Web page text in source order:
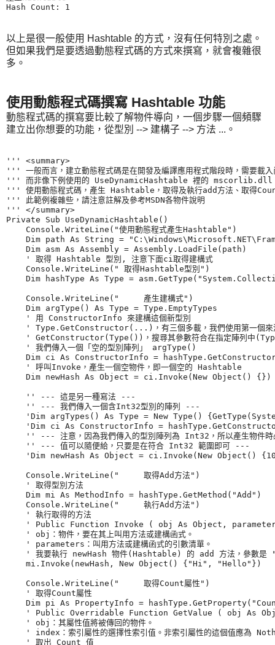
以上是很一般使用 Hashtable 的方式，沒有任何特別之處。
但如果我們是要透過動態程式碼的方式來撰寫，就會複雜很
多。
使用動態程式碼撰寫 Hashtable 功能
動態程式碼的撰寫要比較了解物件導向，一個步驟一個頻驟
建立出你想要的功能，從型別 --> 建構子 --> 方法 ...。
''' <summary>
''' 一般而言，建立動態程式碼是在開發及編譯應用程式階段時，需要載入
''' 而非像下例使用的 UseDynamicHashtable 裡的 mscorlib.dll (
''' 使用動態程式碼，產生 Hashtable，取得及執行add方法、取得
''' 此範例複雜些，請注意註解及參考MSDN各物件說明
''' </summary>
Private Sub UseDynamicHashtable()
    Console.WriteLine("使用動態程式產生Hashtable")
Dim path As String =
    Dim asm As Assembly = Assembly.LoadFile(path)
    ' 取得 Hashtable 型別, 注意下面ci取得建構式
    Console.WriteLine(" 取得Hashtable型別")
Dim hashType As Type =
    Console.WriteLine("     產生建構式")
    Dim argType() As Type = Type.EmptyTypes
    ' 用 ConstructorInfo 來建構這個新型別
' Type.GetConstructor(...)，有三個多載，我們使用第一個來
' GetConstructor(Type())，搜尋其參數符合在指定陣列中
    ' 我們傳入一個「空的型別陣列」 argType()
Dim ci As ConstructorInfo =
    ' 呼叫Invoke，產生一個空物件，即一個空的 Hashtable
    Dim newHash As Object = ci.Invoke(New Object() {})
    '' --- 這是另一種寫法 ---
    '' --- 我們傳入一個含Int32型別的陣列 ---
'Dim argTypes() As Type = New Type()
'Dim ci As ConstructorInfo =
'' --- 注意，因為我們傳入的型別陣列為 Int32，所以產生物件
    '' --- 值可以隨便給，只要是在符合 Int32 範圍即可 ---
'Dim newHash As Object = ci.Invoke(New Object()
    Console.WriteLine("     取得Add方法")
    ' 取得型別方法
    Dim mi As MethodInfo = hashType.GetMethod("Add")
    Console.WriteLine("     執行Add方法")
    ' 執行取得的方法
' Public Function Invoke ( obj As Object,
    ' obj：物件，要在其上叫用方法或建構函式。
    ' parameters：叫用方法或建構函式的引數清單。
' 我要執行 newHash 物件(Hashtable) 的 add 方法，參數是
    mi.Invoke(newHash, New Object() {"Hi", "Hello"})
    Console.WriteLine("     取得Count屬性")
    ' 取得Count屬性
Dim pi As PropertyInfo =
' Public Overridable Function GetValue ( obj As
    ' obj：其屬性值將被傳回的物件。
' index：索引屬性的選擇性索引值。非索引屬性的這個值應為
    ' 取出 Count 值